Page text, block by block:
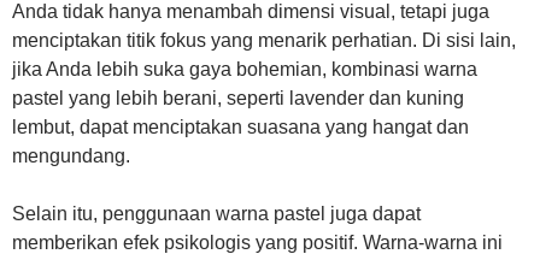
Anda tidak hanya menambah dimensi visual, tetapi juga
menciptakan titik fokus yang menarik perhatian. Di sisi lain,
jika Anda lebih suka gaya bohemian, kombinasi warna
pastel yang lebih berani, seperti lavender dan kuning
lembut, dapat menciptakan suasana yang hangat dan
mengundang.
Selain itu, penggunaan warna pastel juga dapat
memberikan efek psikologis yang positif. Warna-warna ini